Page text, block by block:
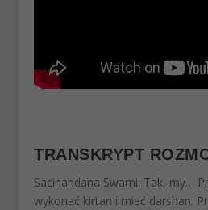
TRANSKRYPT
Sacinandana Swami: Tak, my…
wykonać kirtan i mieć darshan.